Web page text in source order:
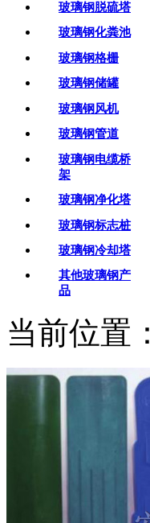
玻璃钢脱硫塔
玻璃钢化粪池
玻璃钢格栅
玻璃钢储罐
玻璃钢风机
玻璃钢管道
玻璃钢电缆桥
架
玻璃钢净化塔
玻璃钢标志桩
玻璃钢冷却塔
其他玻璃钢产
品
当前位置：